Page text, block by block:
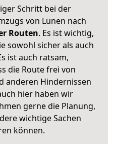
Schritt bei der
von Lünen nach
Routen. Es ist wichtig,
sowohl sicher als auch
ist auch ratsam,
die Route frei von
anderen Hindernissen
hier haben wir
gerne die Planung,
wichtige Sachen
können.